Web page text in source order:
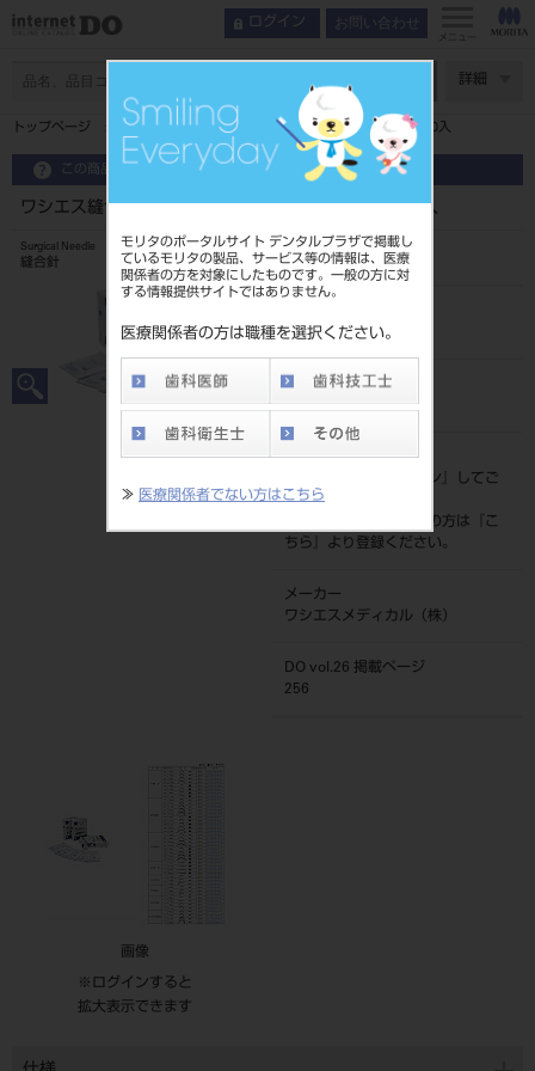
モリタのポータルサイト デンタルプラザで掲載し
ているモリタの製品、サービス等の情報は、医療
関係者の方を対象にしたものです。一般の方に対
する情報提供サイトではありません。
医療関係者の方は職種を選択ください。
≫ 医療関係者でない方はこちら
ログイン お問い合わせ
メニュー
詳細
トップページ ワシエス縫合針 強弯型 逆角針H－3R 21mm 10入
この商品に関するお問い合わせ
ワシエス縫合針 強弯型 逆角針H－3R 21mm 10入
Surgical Needle
縫合針
207500202H3
JAN/EANコード
標準価格
ログイン
』してご
覧ください。
ネット会員登録がまだの方は『
こ
ちら
』より登録ください。
メーカー
ワシエスメディカル（株）
DO vol.26 掲載ページ
256
画像
※ログインすると
拡大表示できます